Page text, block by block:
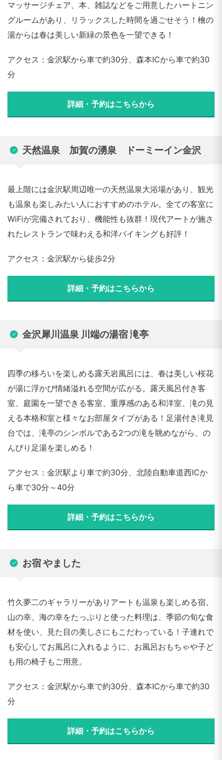
マッサージチェア、本、雑誌などをご用意したハートニン
グルームがあり、リラックスした時間を過ごせそう！檜の
湯からは春は美しい新緑の景色を一望できる！
アクセス：金沢駅から車で約30分、森本ICから車で約30
分
詳細・予約はこちらから
天然温泉 加賀の湧泉 ドーミーイン金沢
最上階には金沢駅周辺唯一の天然温泉大浴場があり、観光
も温泉も楽しみたい人におすすめのホテル。全ての客室に
WiFiが完備されており、機能性も抜群！現代アートが施さ
れたレストランで味わえる和洋バイキングも好評！
アクセス：金沢駅から徒歩2分
詳細・予約はこちらから
金沢犀川温泉 川端の湯宿 滝亭
四季の移ろいを楽しめる露天岩風呂には、春は美しい桜花
が湯に浮かび情緒溢れる空間が広がる。露天風呂付き客
室、庭園を一望できる客室、重厚感のある和洋室、滝の見
える本格和室と様々なお部屋タイプがある！足湯付き滝見
台では、滝亭のシンボルである2つの滝を眺めながら、の
んびり足湯を楽しめる！
アクセス：金沢駅より車で約30分、北陸自動車道西ICか
ら車で30分～40分
詳細・予約はこちらから
お宿 やました
竹久夢二のギャラリーがありアートも温泉も楽しめる宿。
山の幸、海の幸をたっぷりと使った料理は、季節の旬な食
材を使い、見た目の美しさにもこだわっている！子連れで
も安心してお風呂に入れるように、お風呂おもちゃや子ど
も用の椅子もご用意。
アクセス：金沢駅から車で約30分、森本ICから車で約30
分
詳細・予約はこちらから